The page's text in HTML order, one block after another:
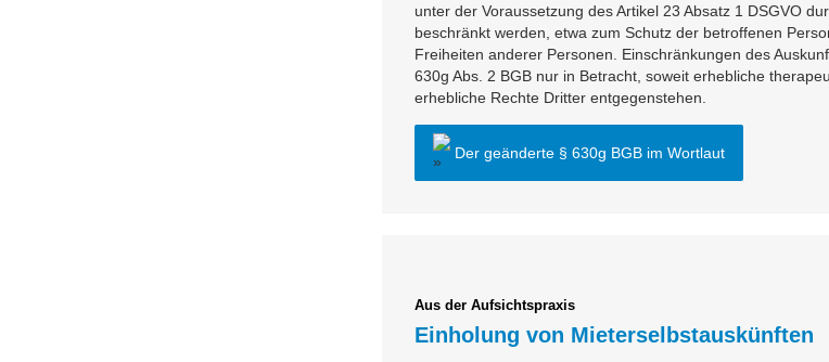
unter der Voraussetzung des Artikel 23 Absatz 1 DSGVO
beschränkt werden, etwa zum Schutz der betroffenen
Freiheiten anderer Personen. Einschränkungen des
630g Abs. 2 BGB nur in Betracht, soweit erhebliche
erhebliche Rechte Dritter entgegenstehen.
Der geänderte § 630g BGB im Wortlaut
Aus der Aufsichtspraxis
Einholung von Mieterselbstauskünften